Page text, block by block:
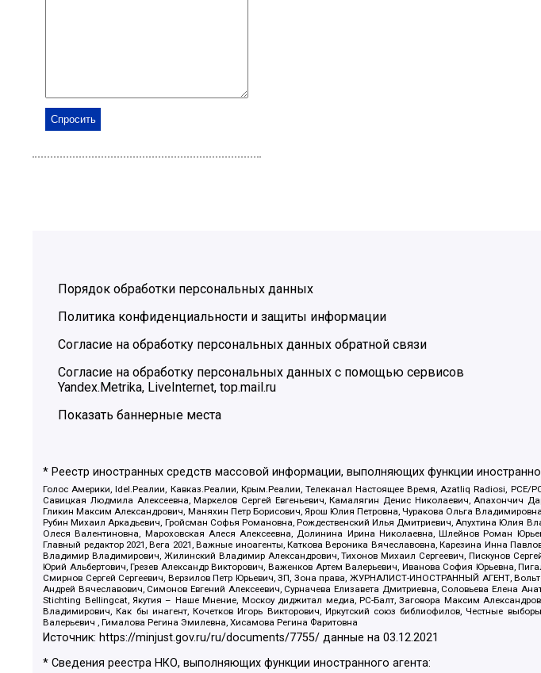
Порядок обработки персональных данных
Политика конфиденциальности и защиты информации
Согласие на обработку персональных данных обратной связи
Согласие на обработку персональных данных с помощью сервисов
Yandex.Metrika, LiveInternet, top.mail.ru
Показать баннерные места
* Реестр иностранных средств массовой информации, выполняющих функции
Голос Америки, Idel.Реалии, Кавказ.Реалии, Крым.Реалии, Телеканал Настоящее Время, Azatliq Radiosi, PCE/
Савицкая Людмила Алексеевна, Маркелов Сергей Евгеньевич, Камалягин Денис Николаевич, Апахончич
Гликин Максим Александрович, Маняхин Петр Борисович, Ярош Юлия Петровна, Чуракова Ольга
Рубин Михаил Аркадьевич, Гройсман Софья Романовна, Рождественский Илья Дмитриевич, Апухтина Юлия
Олеся Валентиновна, Мароховская Алеся Алексеевна, Долинина Ирина Николаевна, Шлейнов Роман
Главный редактор 2021, Вега 2021, Важные иноагенты, Каткова Вероника Вячеславовна, Карезина Инна
Владимир Владимирович, Жилинский Владимир Александрович, Тихонов Михаил Сергеевич, Пискунов
Юрий Альбертович, Грезев Александр Викторович, Важенков Артем Валерьевич, Иванова София Юрьевна,
Смирнов Сергей Сергеевич, Верзилов Петр Юрьевич, ЗП, Зона права, ЖУРНАЛИСТ-ИНОСТРАННЫЙ АГЕНТ,
Андрей Вячеславович, Симонов Евгений Алексеевич, Сурначева Елизавета Дмитриевна, Соловьева Елена
Stichting Bellingcat, Якутия – Наше Мнение, Москоу диджитал медиа, РС-Балт, Заговора Максим
Владимирович, Как бы инагент, Кочетков Игорь Викторович, Иркутский союз библиофилов, Честные
Валерьевич , Гималова Регина Эмилевна, Хисамова Регина Фаритовна
Источник: https://minjust.gov.ru/ru/documents/7755/ данные на03.12.2021
* Сведения реестра НКО, выполняющих функции иностранного агента: